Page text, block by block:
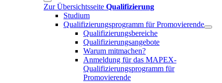
Zur Übersichtsseite Qualifizierung
Studium
Qualifizierungsprogramm für Promovierende
Qualifizierungsbereiche
Qualifizierungsangebote
Warum mitmachen?
Anmeldung für das MAPEX-
Qualifizierungsprogramm für
Promovierende